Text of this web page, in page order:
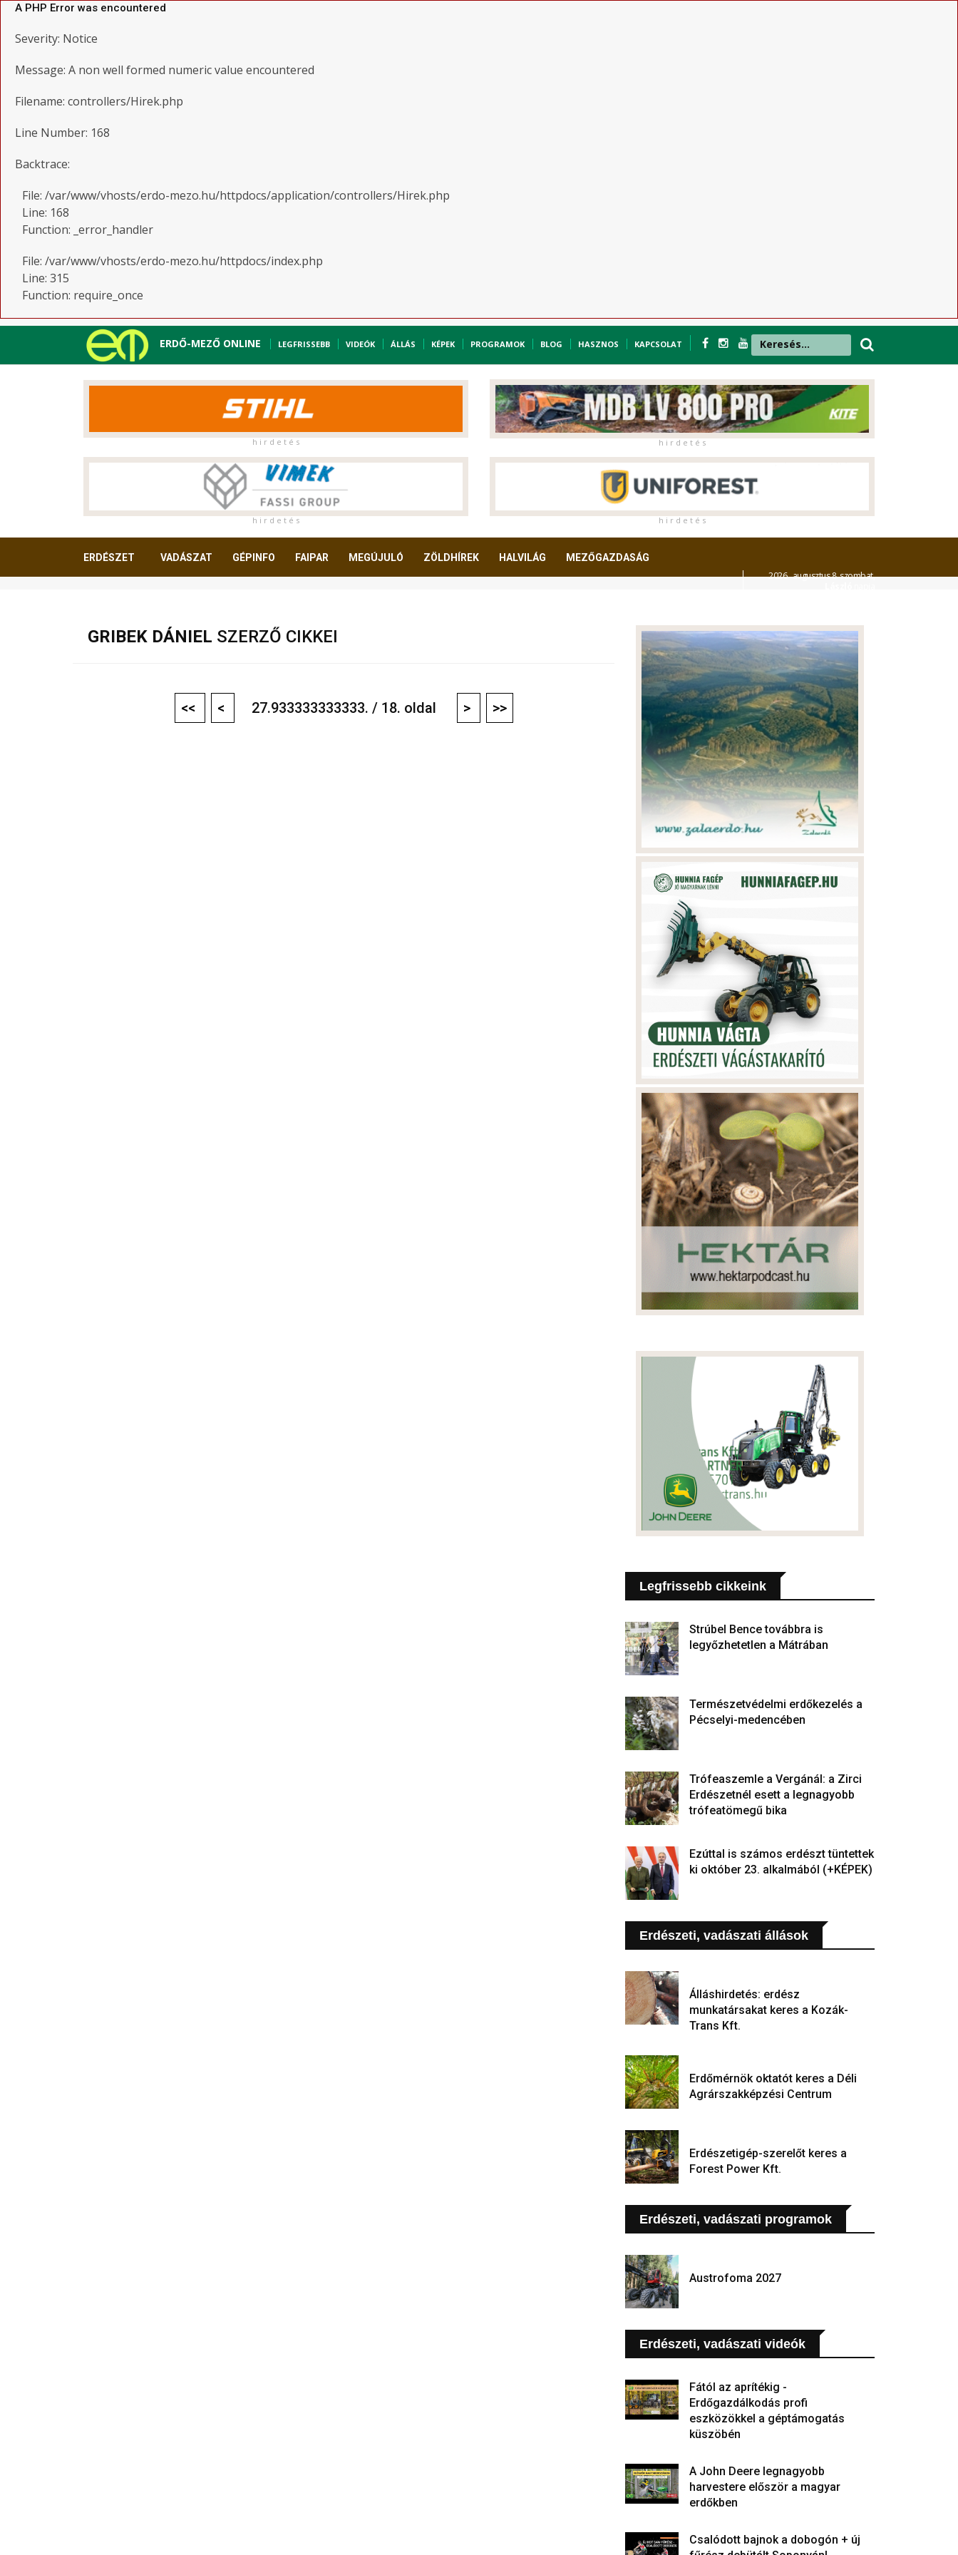
A PHP Error was encountered
Severity: Notice
Message: A non well formed numeric value encountered
Filename: controllers/Hirek.php
Line Number: 168
Backtrace:
File: /var/www/vhosts/erdo-mezo.hu/httpdocs/application/controllers/Hirek.php
Line: 168
Function: _error_handler
File: /var/www/vhosts/erdo-mezo.hu/httpdocs/index.php
Line: 315
Function: require_once
ERDŐ-MEZŐ ONLINE LEGFRISSEBB VIDEÓK ÁLLÁS KÉPEK PROGRAMOK BLOG HASZNOS KAPCSOLAT
h i r d e t é s h i r d e t é s
h i r d e t é s h i r d e t é s
ERDÉSZET VADÁSZAT GÉPINFO FAIPAR MEGÚJULÓ ZÖLDHÍREK HALVILÁG MEZŐGAZDASÁG
2026. augusztus 8. szombat,
GRIBEK DÁNIEL SZERZŐ CIKKEI
<< < 27.933333333333. / 18. oldal > >>
Legfrissebb cikkeink
Strúbel Bence továbbra is
legyőzhetetlen a Mátrában
Természetvédelmi erdőkezelés a
Pécselyi-medencében
Trófeaszemle a Vergánál: a Zirci
Erdészetnél esett a legnagyobb
trófeatömegű bika
Ezúttal is számos erdészt tüntettek
ki október 23. alkalmából (+KÉPEK)
Erdészeti, vadászati állások
Álláshirdetés: erdész
munkatársakat keres a Kozák-
Trans Kft.
Erdőmérnök oktatót keres a Déli
Agrárszakképzési Centrum
Erdészetigép-szerelőt keres a
Forest Power Kft.
Erdészeti, vadászati programok
Austrofoma 2027
Erdészeti, vadászati videók
Fától az aprítékig -
Erdőgazdálkodás profi
eszközökkel a géptámogatás
küszöbén
A John Deere legnagyobb
harvestere először a magyar
erdőkben
Csalódott bajnok a dobogón + új